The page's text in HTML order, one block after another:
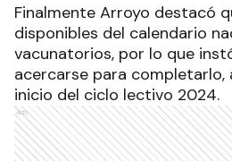
Finalmente Arroyo destacó
disponibles del calendario
vacunatorios, por lo que
acercarse para completarlo,
inicio del ciclo lectivo 2024.
Ads